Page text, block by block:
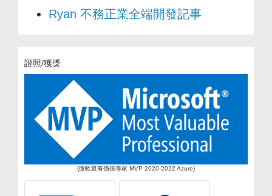
Ryan 不務正業全端開發記事
證照/獲獎
(微軟最有價值專家 MVP 2020-2022 Azure)